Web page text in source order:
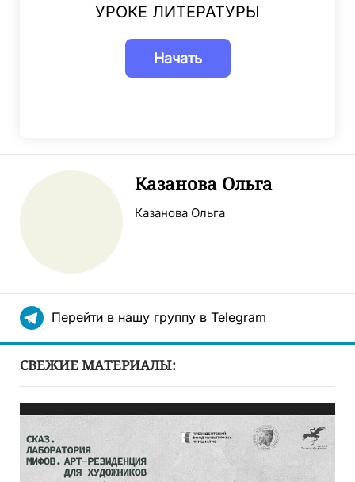
УРОКЕ ЛИТЕРАТУРЫ
Казанова Ольга
Казанова Ольга
Перейти в нашу группу в Telegram
СВЕЖИЕ МАТЕРИАЛЫ: